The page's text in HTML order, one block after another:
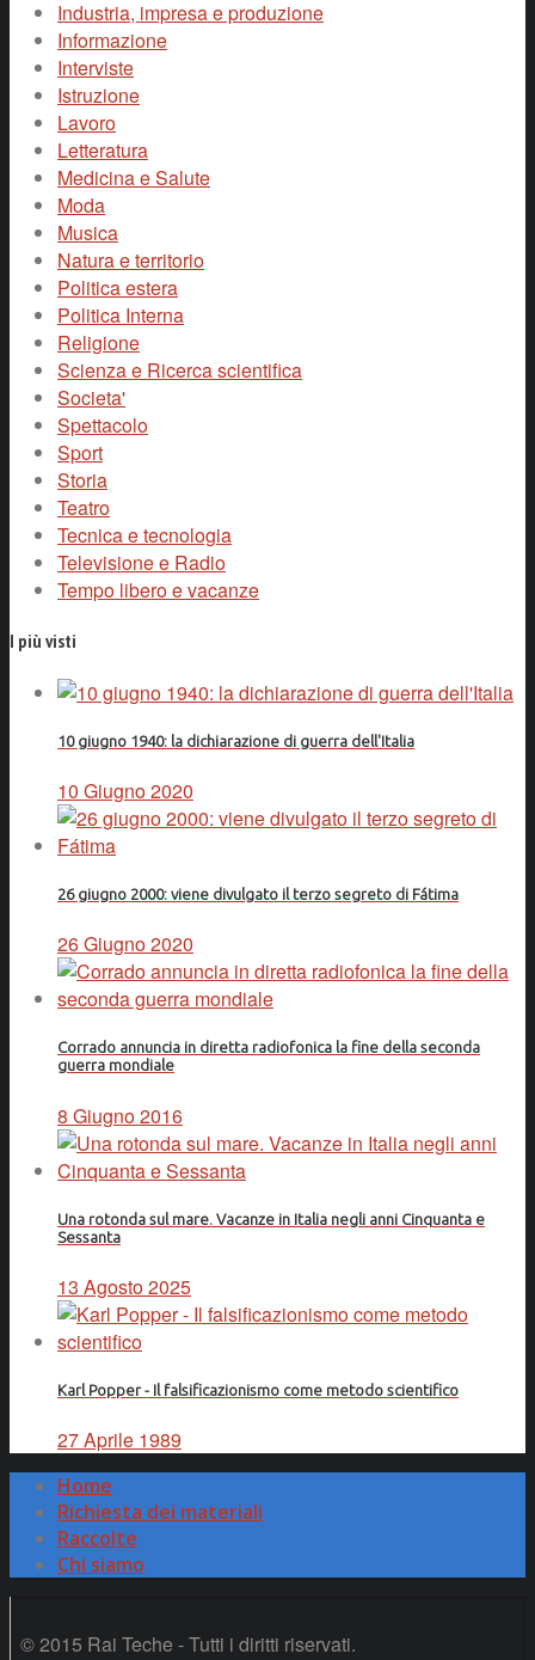
Industria, impresa e produzione
Informazione
Interviste
Istruzione
Lavoro
Letteratura
Medicina e Salute
Moda
Musica
Natura e territorio
Politica estera
Politica Interna
Religione
Scienza e Ricerca scientifica
Societa'
Spettacolo
Sport
Storia
Teatro
Tecnica e tecnologia
Televisione e Radio
Tempo libero e vacanze
I più visti
10 giugno 1940: la dichiarazione di guerra dell'Italia
10 Giugno 2020
26 giugno 2000: viene divulgato il terzo segreto di Fátima
26 Giugno 2020
Corrado annuncia in diretta radiofonica la fine della seconda
guerra mondiale
8 Giugno 2016
Una rotonda sul mare. Vacanze in Italia negli anni Cinquanta e
Sessanta
13 Agosto 2025
Karl Popper - Il falsificazionismo come metodo scientifico
27 Aprile 1989
Home
Richiesta dei materiali
Raccolte
Chi siamo
© 2015 Rai Teche - Tutti i diritti riservati.